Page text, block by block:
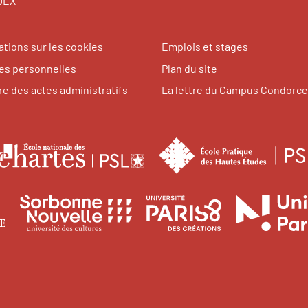
sur les cookies
personnelles
des actes administratifs
Emplois et stages
Plan du site
La lettre du Campus
École
nationale
des
chartes
Université
Paris
Université
Sorbonne
Université
Paris